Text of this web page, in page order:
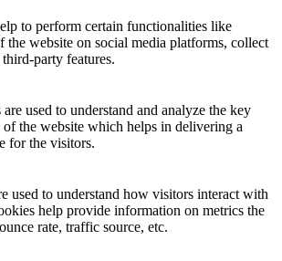
to perform certain functionalities like
the website on social media platforms, collect
party features.
used to understand and analyze the key
of the website which helps in delivering a
for the visitors.
used to understand how visitors interact with
help provide information on metrics the
rate, traffic source, etc.